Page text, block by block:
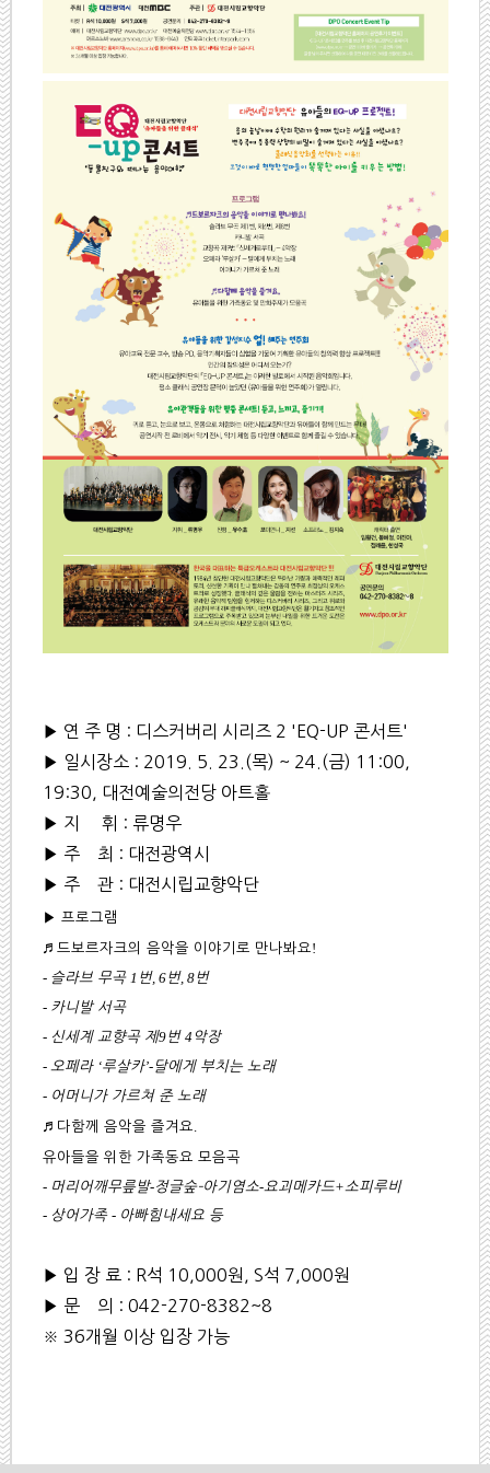
▶ 연 주 명 : 디스커버리 시리즈 2 'EQ-UP 콘서트'
▶ 일시장소 : 2019. 5. 23.(목) ~ 24.(금) 11:00,
19:30, 대전예술의전당 아트홀
▶ 지 휘 : 류명우
▶ 주 최 : 대전광역시
▶ 주 관 : 대전시립교향악단
▶ 프로그램
♬ 드보르자크의 음악을 이야기로 만나봐요!
- 슬라브 무곡 1 번, 6번, 8번
- 카니발 서곡
- 신세계 교향곡 제9번 4악장
- 오페라 ‘루살카’-달에게 부치는 노래
- 어머니가 가르쳐 준 노래
♬ 다함께 음악을 즐겨요
유아들을 위한 가족동요 모음곡
- 머리어깨무릎발-정글숲–아기염소-요괴메카드+소피루비
- 상어가족 - 아빠힘내세요 등
▶ 입 장 료 : R석 10,000원, S석 7,000원
▶ 문 의 : 042-270-8382~8
※ 36개월 이상 입장 가능